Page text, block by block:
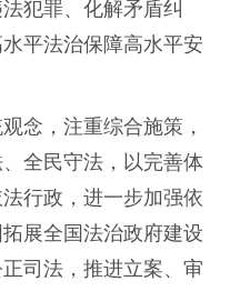
犯罪、化解矛盾纠
平法治保障高水平安
念，注重综合施策，
全民守法，以完善体
行政，进一步加强依
展全国法治政府建设
司法，推进立案、审